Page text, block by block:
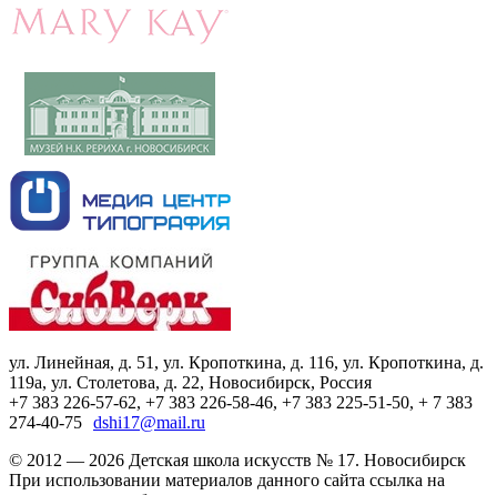
ул. Линейная, д. 51, ул. Кропоткина, д. 116, ул. Кропоткина, д.
119а, ул. Столетова, д. 22, Новосибирск, Россия
+7 383 226-57-62, +7 383 226-58-46, +7 383 225-51-50, + 7 383
274-40-75 dshi17@mail.ru
© 2012 — 2026 Детская школа искусств № 17. Новосибирск
При использовании материалов данного сайта ссылка на